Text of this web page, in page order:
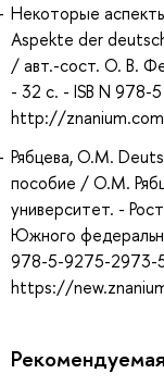
Некоторые
Aspekte der
/ авт.-сост. О. В.
- 32 с. - ISB N
http://
Рябцева, О.М.
пособие / О.М.
университет. -
Южного
978-5-9275-2973-
https://